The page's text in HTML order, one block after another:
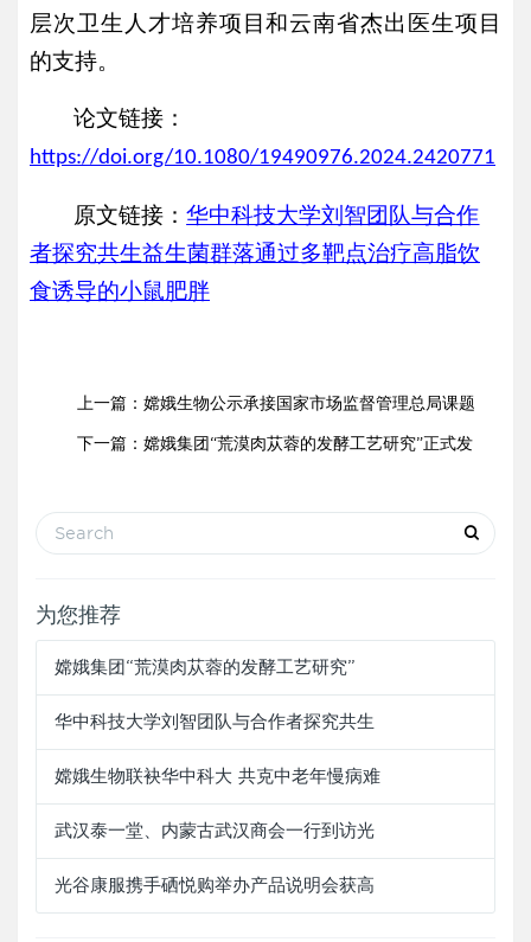
层次卫生人才培养项目和云南省杰出医生项目
的支持。
论文链接：
https://doi.org/10.1080/19490976.2024.2420771
原文链接：华中科技大学刘智团队与合作
者探究共生益生菌群落通过多靶点治疗高脂饮
食诱导的小鼠肥胖
上一篇： 嫦娥生物公示承接国家市场监督管理总局课题
下一篇： 嫦娥集团“荒漠肉苁蓉的发酵工艺研究”正式发
为您推荐
嫦娥集团“荒漠肉苁蓉的发酵工艺研究”
华中科技大学刘智团队与合作者探究共生
嫦娥生物联袂华中科大 共克中老年慢病难
武汉泰一堂、内蒙古武汉商会一行到访光
光谷康服携手硒悦购举办产品说明会获高